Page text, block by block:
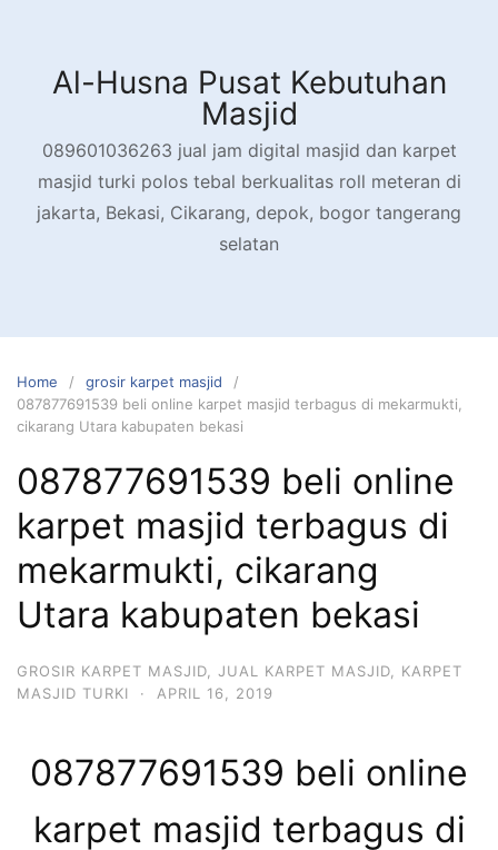
contentAl-Husna Pusat Kebutuhan
Masjid
089601036263 jual jam digital masjid dan karpet
masjid turki polos tebal berkualitas roll meteran di
jakarta, Bekasi, Cikarang, depok, bogor tangerang
selatan
Home
grosir karpet masjid
087877691539 beli online karpet masjid terbagus di mekarmukti,
cikarang Utara kabupaten bekasi
087877691539 beli online
karpet masjid terbagus di
mekarmukti, cikarang
Utara kabupaten bekasi
GROSIR KARPET MASJID JUAL KARPET MASJID
KARPET
MASJID TURKI
· APRIL 16, 2019
087877691539 beli online
karpet masjid terbagus di